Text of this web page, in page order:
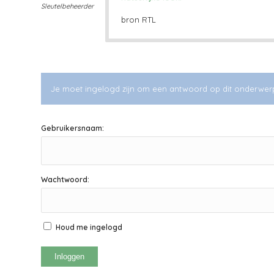
Sleutelbeheerder
bron RTL
Je moet ingelogd zijn om een antwoord op dit
Gebruikersnaam:
Wachtwoord:
Houd me ingelogd
Inloggen